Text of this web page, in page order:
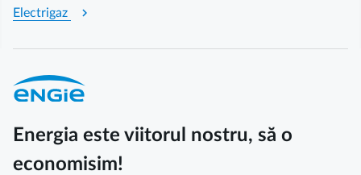
Electrigaz chevron_right
Energia este viitorul nostru, să o
economisim!